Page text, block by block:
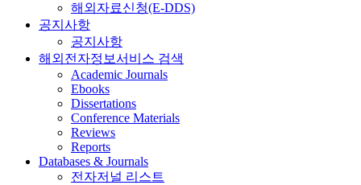
해외자료신청(E-DDS)
공지사항
공지사항
해외전자정보서비스 검색
Academic Journals
Ebooks
Dissertations
Conference Materials
Reviews
Reports
Databases & Journals
전자저널 리스트